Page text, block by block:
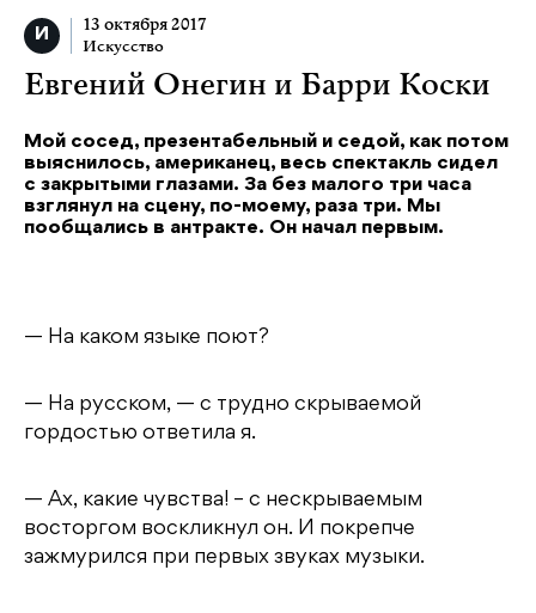
13 октября 2017
Искусство
Евгений Онегин и Барри Коски
Мой сосед, презентабельный и седой, как потом
выяснилось, американец, весь спектакль сидел
с закрытыми глазами. За без малого три часа
взглянул на сцену, по-моему, раза три. Мы
пообщались в антракте. Он начал первым.
— На каком языке поют?
— На русском, — с трудно скрываемой
гордостью ответила я.
— Ах, какие чувства! – с нескрываемым
восторгом воскликнул он. И покрепче
зажмурился при первых звуках музыки.